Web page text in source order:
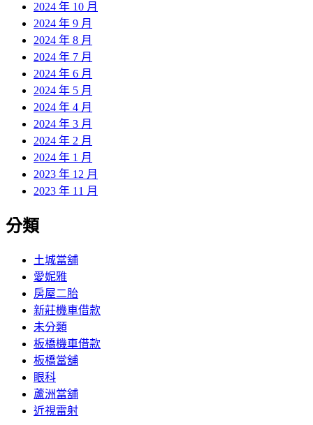
2024 年 10 月
2024 年 9 月
2024 年 8 月
2024 年 7 月
2024 年 6 月
2024 年 5 月
2024 年 4 月
2024 年 3 月
2024 年 2 月
2024 年 1 月
2023 年 12 月
2023 年 11 月
分類
土城當舖
愛妮雅
房屋二胎
新莊機車借款
未分類
板橋機車借款
板橋當舖
眼科
蘆洲當舖
近視雷射